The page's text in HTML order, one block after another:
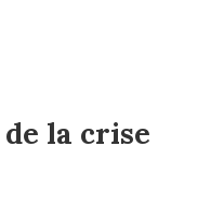
la crise